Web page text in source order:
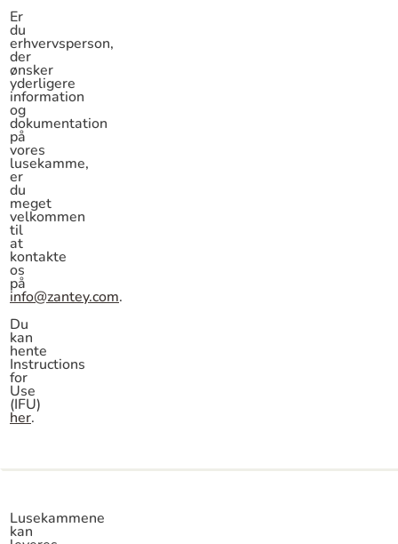
Er
du
erhvervsperson,
der
ønsker
yderligere
information
og
dokumentation
på
vores
lusekamme,
er
du
meget
velkommen
til
at
kontakte
os
på
info@zantey.com.
Du
kan
hente
Instructions
for
Use
(IFU)
her.
Lusekammene
kan